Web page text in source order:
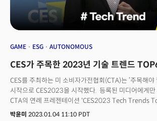
GAME ESG AUTONOMOUS
CES가 주목한 2023년 기술 트렌드
CES를 주최하는 미 소비자가전협회(CTA)는 ‘주목해야
시작으로 CES2023을 시작했다. 등록된 미디어에게
CTA의 연례 프레젠테이션 'CES2023 Tech Trends
기간과 2023년에 나타날 기술 동향을 소개한다. 지난 3
박윤미 2023.01.04 11:10 PDT